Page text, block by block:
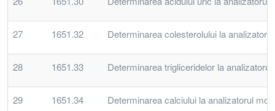
27 1651.32 Determinarea colesterolului la
28 1651.33 Determinarea trigliceridelor la
29 1651.34 Determinarea calciului la analizatorul